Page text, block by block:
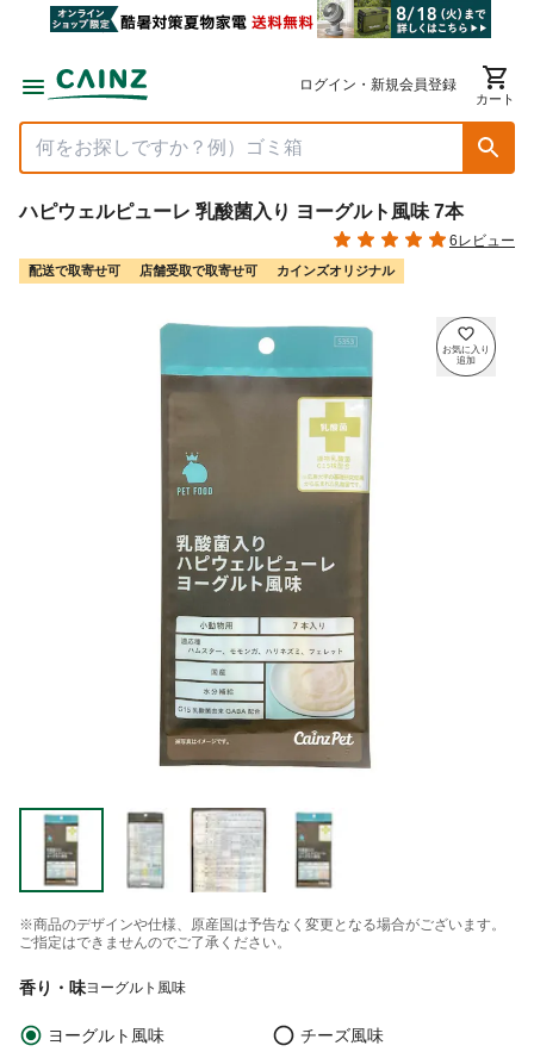
ログイン・新規会員登録
カート
ハピウェルピューレ 乳酸菌入り ヨーグルト風味 7本
6レビュー
配送で取寄せ可 店舗受取で取寄せ可 カインズオリジナル
※商品のデザインや仕様、原産国は予告なく変更となる場合がございます。
ご指定はできませんのでご了承ください。
香り・味ヨーグルト風味
ヨーグルト風味
チーズ風味